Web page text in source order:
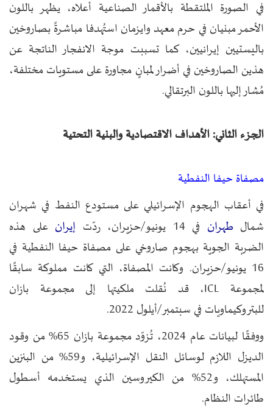
في الصورة الملتقطة بالأقمار الصناعية أعلاه، يظهر باللون
الأحمر مبنيان في حرم معهد وايزمان استُهدفا مباشرةً بصاروخين
باليستيين إيرانيين، كما تسببت موجة الانفجار الناتجة عن
هذين الصاروخين في أضرار لمبانٍ مجاورة على مستويات مختلفة،
مُشار إليها باللون البرتقالي.
الجزء الثاني: الأهداف الاقتصادية والبنية التحتية
مصفاة حيفا النفطية
في أعقاب الهجوم الإسرائيلي على مستودع النفط في شهران
شمالطهران في 14 يونيو/حزيران، ردّت إيران على هذه
الضربة الجوية بهجوم صاروخي على مصفاة حيفا النفطية في
16 يونيو/حزيران. وكانت المصفاة، التي كانت مملوكة سابقًا
لمجموعة ICL، قد نُقلت ملكيتها إلى مجموعة بازان
للبتروكيماويات في سبتمبر/أيلول 2022.
ووفقًا لبيانات عام 2024، تُزوّد ​​مجموعة بازان 65% من وقود
الديزل اللازم لوسائل النقل الإسرائيلية، و59% من البنزين
المستهلك، و52% من الكيروسين الذي يستخدمه أسطول
طائرات النظام.